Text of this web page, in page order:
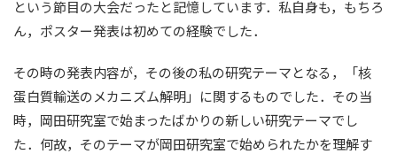
という節目の大会だったと記憶しています．私自身も，もちろ
ん，ポスター発表は初めての経験でした．
その時の発表内容が，その後の私の研究テーマとなる，「核
蛋白質輸送のメカニズム解明」に関するものでした．その当
時，岡田研究室で始まったばかりの新しい研究テーマでし
た．何故，そのテーマが岡田研究室で始められたかを理解す